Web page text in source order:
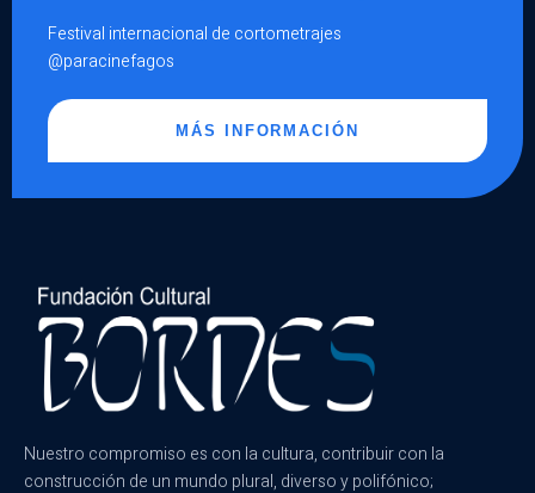
Festival internacional de cortometrajes
@paracinefagos
MÁS INFORMACIÓN
Nuestro compromiso es con la cultura, contribuir con la
construcción de un mundo plural, diverso y polifónico;